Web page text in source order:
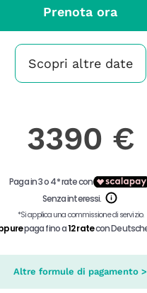
Prenota ora
Scopri altre date
3390 €
Altre formule di pagamento >